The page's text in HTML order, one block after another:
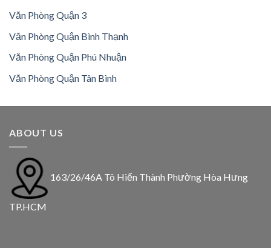
Văn Phòng Quận 3
Văn Phòng Quận Bình Thạnh
Văn Phòng Quận Phú Nhuận
Văn Phòng Quận Tân Bình
ABOUT US
163/26/46A Tô Hiến Thành Phường Hòa Hưng
TP.HCM